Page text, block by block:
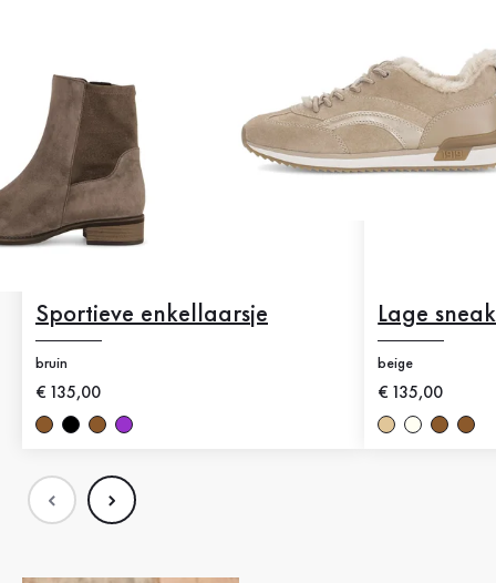
Sportieve enkellaarsje
bruin
Nieuwe prijs
€ 135,00
Lage
beige
Nieuwe prijs
€ 135,00